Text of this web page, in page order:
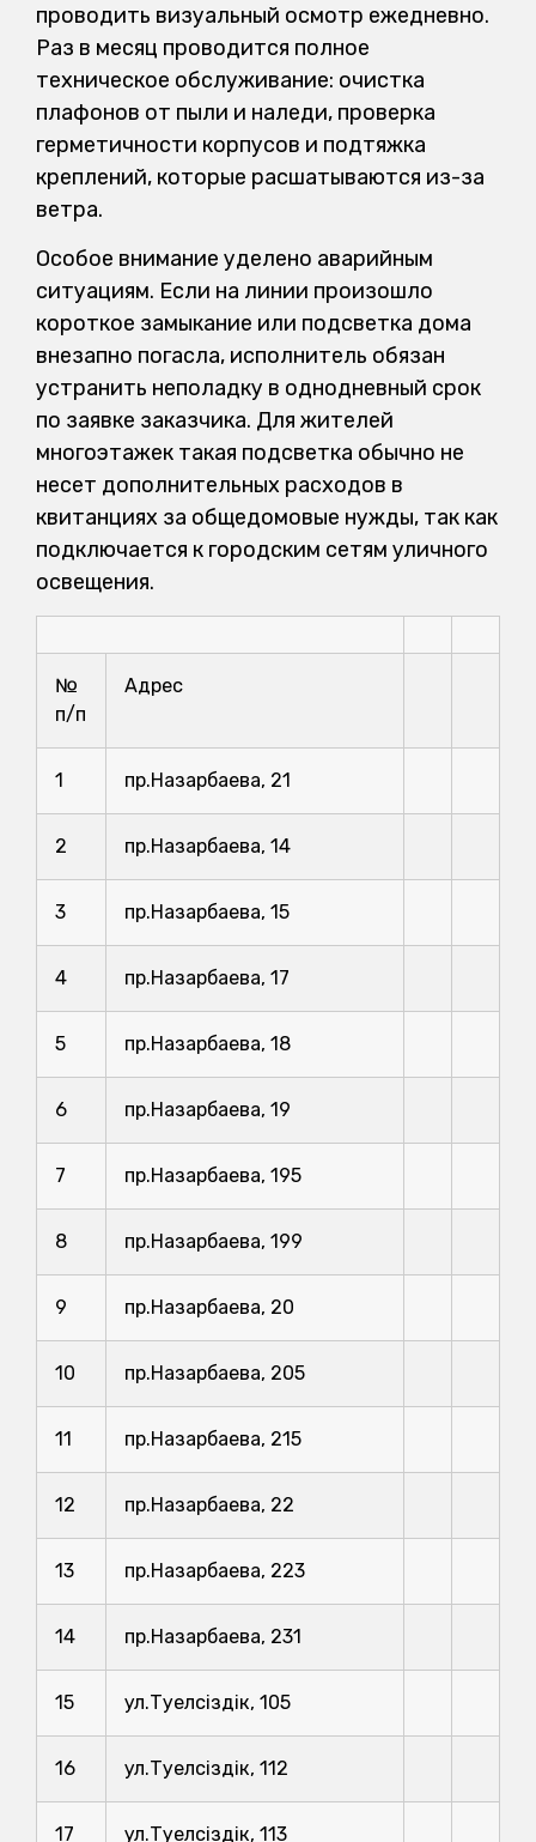
проводить визуальный осмотр ежедневно.
Раз в месяц проводится полное
техническое обслуживание: очистка
плафонов от пыли и наледи, проверка
герметичности корпусов и подтяжка
креплений, которые расшатываются из-за
ветра.
Особое внимание уделено аварийным
ситуациям. Если на линии произошло
короткое замыкание или подсветка дома
внезапно погасла, исполнитель обязан
устранить неполадку в однодневный срок
по заявке заказчика. Для жителей
многоэтажек такая подсветка обычно не
несет дополнительных расходов в
квитанциях за общедомовые нужды, так как
подключается к городским сетям уличного
освещения.
№
п/п
Адрес
1 пр.Назарбаева, 21
2 пр.Назарбаева, 14
3 пр.Назарбаева, 15
4 пр.Назарбаева, 17
5 пр.Назарбаева, 18
6 пр.Назарбаева, 19
7 пр.Назарбаева, 195
8 пр.Назарбаева, 199
9 пр.Назарбаева, 20
10 пр.Назарбаева, 205
11 пр.Назарбаева, 215
12 пр.Назарбаева, 22
13 пр.Назарбаева, 223
14 пр.Назарбаева, 231
15 ул.Тәуелсіздік, 105
16 ул.Тәуелсіздік, 112
17 ул.Тәуелсіздік, 113